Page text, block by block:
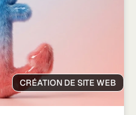
CRÉATION DE SITE WEB